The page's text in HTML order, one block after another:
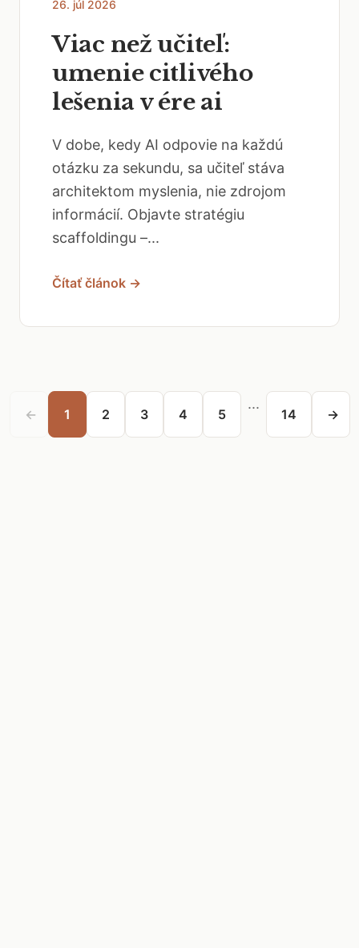
26. júl 2026
Viac než učiteľ:
umenie citlivého
lešenia v ére ai
V dobe, kedy AI odpovie na každú
otázku za sekundu, sa učiteľ stáva
architektom myslenia, nie zdrojom
informácií. Objavte stratégiu
scaffoldingu –...
Čítať článok →
← 1 2 3 4 5
...
14 →